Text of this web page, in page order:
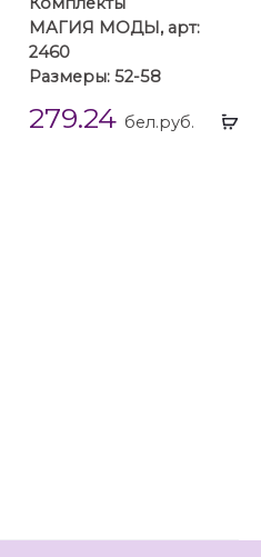
МАГИЯ МОДЫ, арт:
2460
Размеры: 52-58
279.24 бел.руб.